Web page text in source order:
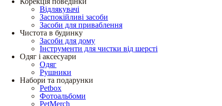
Відлякувачі
Заспокійливі засоби
Засоби для приваблення
Чистота в будинку
Засоби для дому
Інструменти для чистки від шерсті
Одяг і аксесуари
Одяг
Рушники
Набори та подарунки
Petbox
Фотоальбоми
PetMerch